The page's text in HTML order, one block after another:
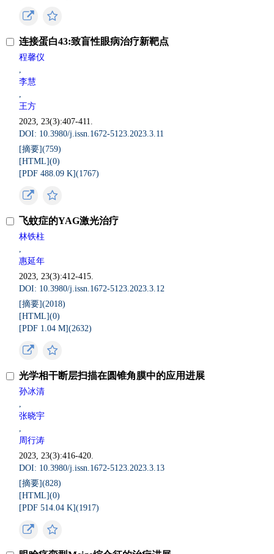
连接蛋白43:致盲性眼病治疗新靶点
程馨仪
,
李慧
,
王方
2023, 23(3):407-411.
DOI: 10.3980/j.issn.1672-5123.2023.3.11
[摘要](759)
[HTML](0)
[PDF 488.09 K](1767)
飞蚊症的YAG激光治疗
林铁柱
,
惠延年
2023, 23(3):412-415.
DOI: 10.3980/j.issn.1672-5123.2023.3.12
[摘要](2018)
[HTML](0)
[PDF 1.04 M](2632)
光学相干断层扫描在圆锥角膜中的应用进展
孙冰清
,
张晓宇
,
周行涛
2023, 23(3):416-420.
DOI: 10.3980/j.issn.1672-5123.2023.3.13
[摘要](828)
[HTML](0)
[PDF 514.04 K](1917)